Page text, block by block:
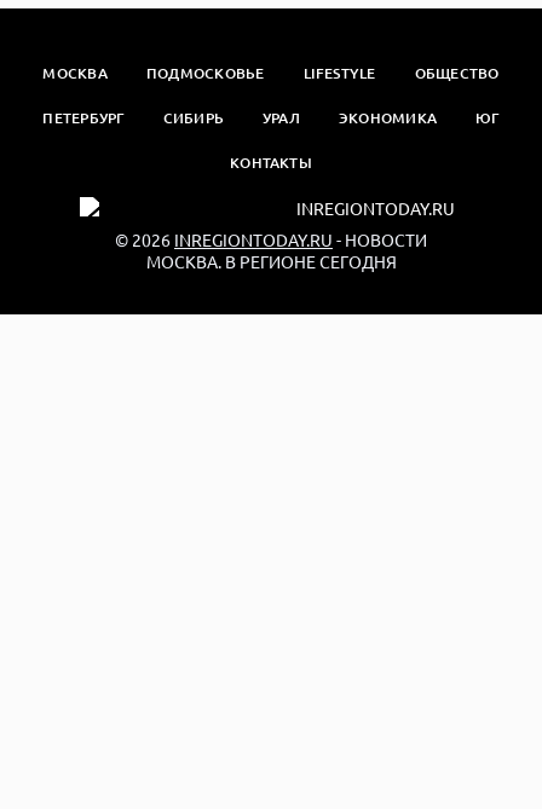
МОСКВА ПОДМОСКОВЬЕ LIFESTYLE ОБЩЕСТВО
ПЕТЕРБУРГ СИБИРЬ УРАЛ ЭКОНОМИКА ЮГ
КОНТАКТЫ
© 2026 INREGIONTODAY.RU - НОВОСТИ
МОСКВА. В РЕГИОНЕ СЕГОДНЯ